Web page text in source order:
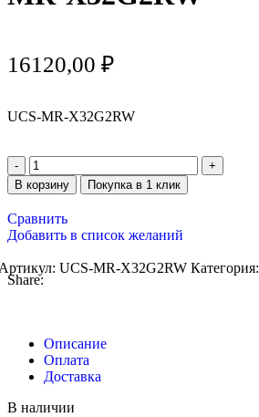
16120,00 ₽
UCS-MR-X32G2RW
В корзину Покупка в 1 клик
Сравнить
Добавить в список желаний
UCS-MR-X32G2RW Категория:
Share:
Описание
Оплата
Доставка
В наличии